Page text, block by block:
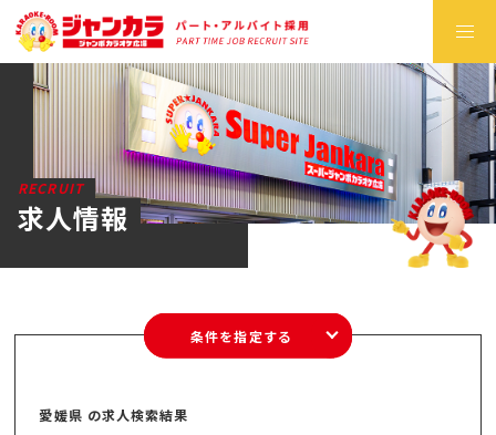
RECRUIT
求人情報
条件を指定する
愛媛県 の求人検索結果